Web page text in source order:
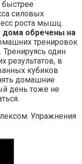
силовых
роста мышц.
дома обречены на
тренировок
один
результатов, в
кубиков
домашние
день тоже не
Упражнения